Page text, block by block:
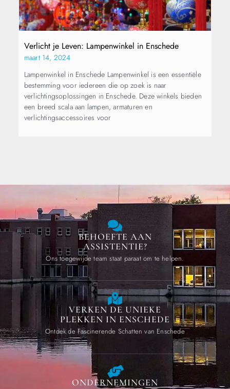
Verlicht je Leven: Lampenwinkel in Enschede
maart 14, 2024
Lampenwinkel in Enschede Lampenwinkel is een essentiële
bestemming voor iedereen die op zoek is naar
verlichtingsoplossingen in Enschede. Deze winkels bieden
een breed scala aan lampen, armaturen en
verlichtingsaccessoires voor
BEHOEFTE AAN
ASSISTENTIE?
Ons toegewijde team staat paraat om te helpen.
VERKEN DE UNIEKE
PLEKKEN IN ENSCHEDE
Ontdek de Fascinerende Schatten van Enschede
ONDERNEMINGEN